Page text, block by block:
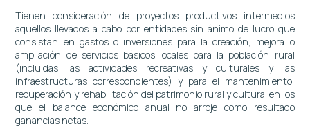
Tienen consideración de proyectos productivos intermedios
aquellos llevados a cabo por entidades sin ánimo de lucro que
consistan en gastos o inversiones para la creación, mejora o
ampliación de servicios básicos locales para la población rural
(incluidas las actividades recreativas y culturales y las
infraestructuras correspondientes) y para el mantenimiento,
recuperación y rehabilitación del patrimonio rural y cultural en los
que el balance económico anual no arroje como resultado
ganancias netas.